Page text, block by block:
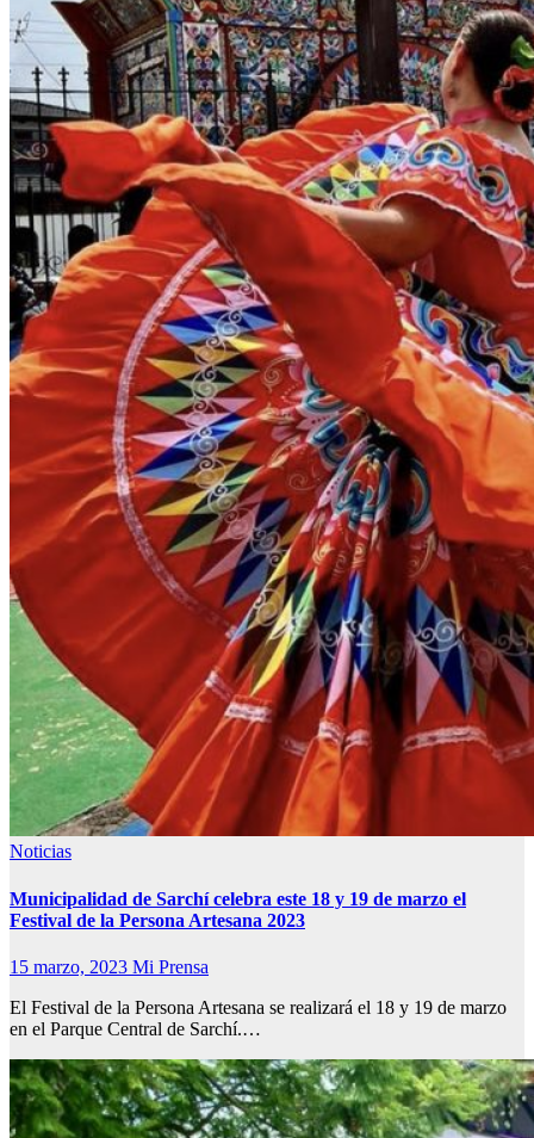
Noticias
Municipalidad de Sarchí celebra este 18 y 19 de marzo el
Festival de la Persona Artesana 2023
15 marzo, 2023 Mi Prensa
El Festival de la Persona Artesana se realizará el 18 y 19 de marzo
en el Parque Central de Sarchí.…